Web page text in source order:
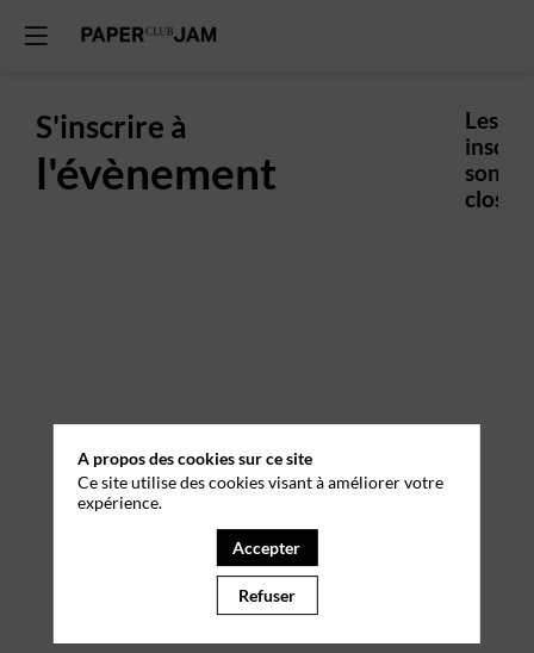
S'inscrire à
l'évènement
Les
sont
closes.
A propos des cookies sur ce site
Ce site utilise des cookies visant à améliorer votre
expérience.
Accepter
Refuser